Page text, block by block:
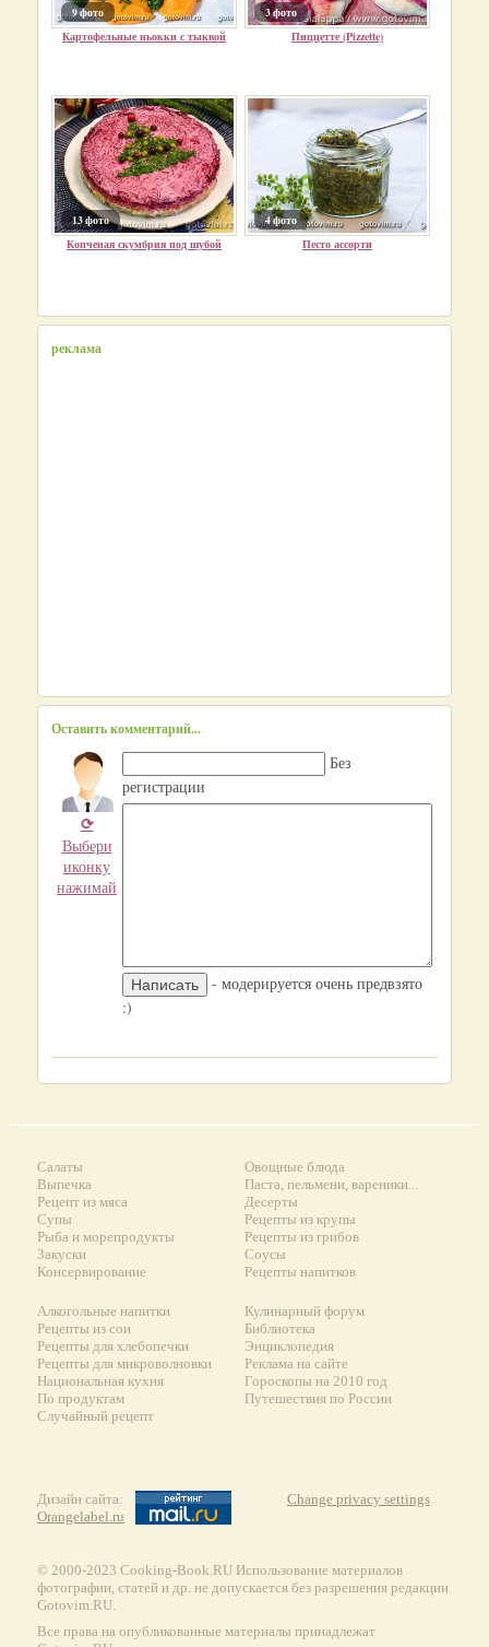
9 фото
Картофельные ньокки с тыквой
3 фото
Пиццетте (Pizzette)
13 фото
Копченая скумбрия под шубой
4 фото
Песто ассорти
реклама
Оставить комментарий...
⟳
Выбери
иконку
нажимай
Без
регистрации
- модерируется очень предвзято
:)
Салаты
Выпечка
Рецепт из мяса
Супы
Рыба и морепродукты
Закуски
Консервирование
Овощные блюда
Паста, пельмени, вареники...
Десерты
Рецепты из крупы
Рецепты из грибов
Соусы
Рецепты напитков
Алкогольные напитки
Рецепты из сои
Рецепты для хлебопечки
Рецепты для микроволновки
Национальная кухня
По продуктам
Случайный рецепт
Кулинарный форум
Библиотека
Энциклопедия
Реклама на сайте
Гороскопы на 2010 год
Путешествия по России
Дизайн сайта:
Orangelabel.ru
Change privacy settings
© 2000-2023 Сooking-Book.RU Использование материалов
фотографии, статей и др. не допускается без разрешения редакции
Gotovim.RU.
Все права на опубликованные материалы принадлежат